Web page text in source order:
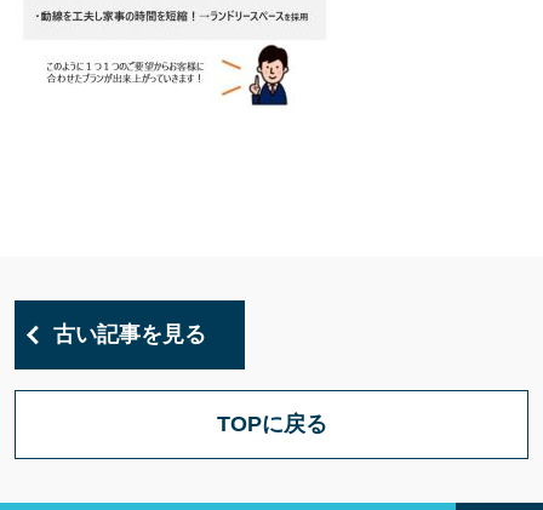
古い記事を見る
TOPに戻る